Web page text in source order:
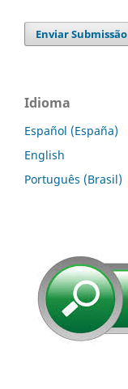
Enviar Submissão
Idioma
Español (España)
English
Português (Brasil)